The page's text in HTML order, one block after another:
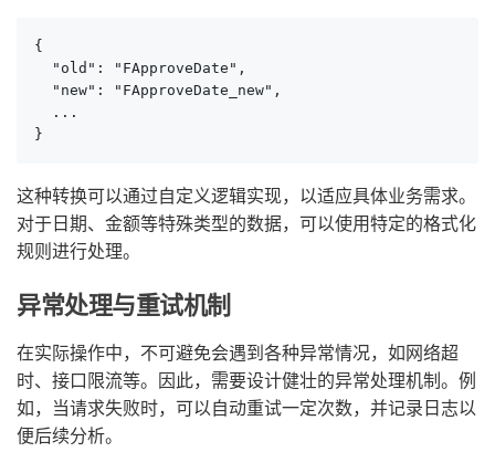
{
  "old": "FApproveDate",
  "new": "FApproveDate_new",
  ...
}
这种转换可以通过自定义逻辑实现，以适应具体业务需求。
对于日期、金额等特殊类型的数据，可以使用特定的格式化
规则进行处理。
异常处理与重试机制
在实际操作中，不可避免会遇到各种异常情况，如网络超
时、接口限流等。因此，需要设计健壮的异常处理机制。例
如，当请求失败时，可以自动重试一定次数，并记录日志以
便后续分析。